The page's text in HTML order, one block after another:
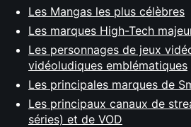
Les Mangas les plus célèbres
Les marques High-Tech
Les personnages de jeux
vidéoludiques emblématiques
Les principales marques de
Les principaux canaux de
séries) et de VOD